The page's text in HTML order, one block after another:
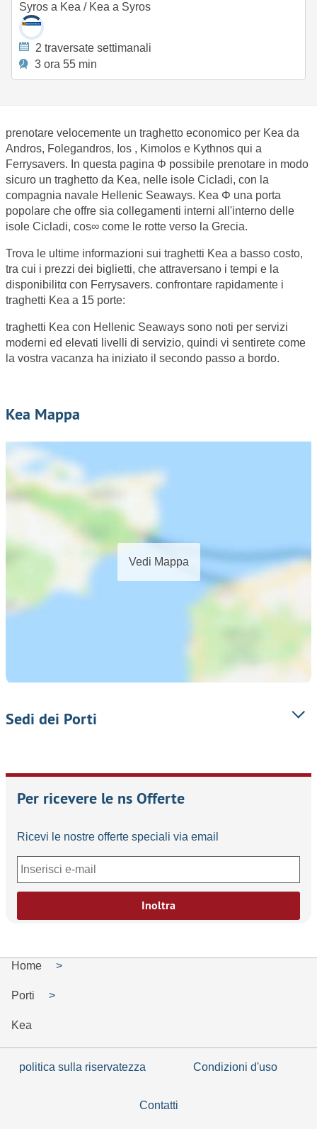
Syros a Kea /Kea a Syros
2 traversate settimanali
3 ora 55 min
prenotare velocemente un traghetto economico per Kea da
Andros, Folegandros, Ios , Kimolos e Kythnos qui a
Ferrysavers. In questa pagina Φ possibile prenotare in modo
sicuro un traghetto da Kea, nelle isole Cicladi, con la
compagnia navale Hellenic Seaways. Kea Φ una porta
popolare che offre sia collegamenti interni all'interno delle
isole Cicladi, cos∞ come le rotte verso la Grecia.
Trova le ultime informazioni sui traghetti Kea a basso costo,
tra cui i prezzi dei biglietti, che attraversano i tempi e la
disponibilitα con Ferrysavers. confrontare rapidamente i
traghetti Kea a 15 porte:
traghetti Kea con Hellenic Seaways sono noti per servizi
moderni ed elevati livelli di servizio, quindi vi sentirete come
la vostra vacanza ha iniziato il secondo passo a bordo.
Kea Mappa
Vedi Mappa
Sedi dei Porti
Per ricevere le ns Offerte
Ricevi le nostre offerte speciali via email
Inoltra
Home
Porti
Kea
politica sulla riservatezza Condizioni d'uso
Contatti